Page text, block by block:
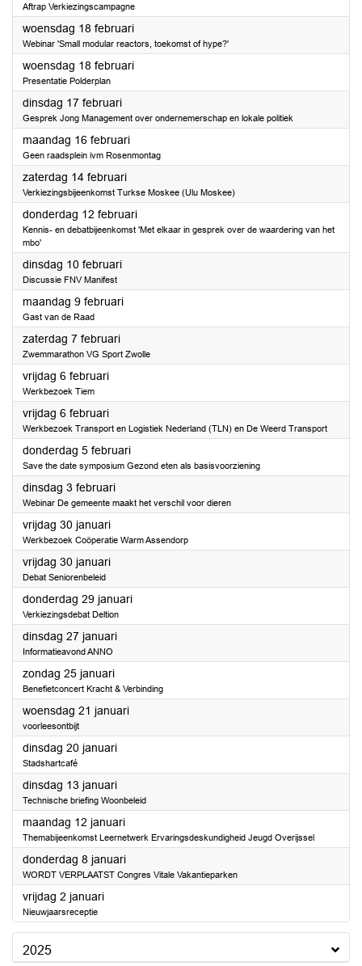
Aftrap Verkiezingscampagne
woensdag 18 februari2026
Webinar 'Small modular reactors, toekomst of hype?'
woensdag 18 februari2026
Presentatie Polderplan
dinsdag 17 februari2026
Gesprek Jong Management over ondernemerschap en lokale politiek
maandag 16 februari2026
Geen raadsplein ivm Rosenmontag
zaterdag 14 februari2026
Verkiezingsbijeenkomst Turkse Moskee (Ulu Moskee)
donderdag 12 februari2026
Kennis- en debatbijeenkomst 'Met elkaar in gesprek over de waardering van het
mbo'
dinsdag 10 februari2026
Discussie FNV Manifest
maandag 9 februari2026
Gast van de Raad
zaterdag 7 februari2026
Zwemmarathon VG Sport Zwolle
vrijdag 6 februari2026
Werkbezoek Tiem
vrijdag 6 februari2026
Werkbezoek Transport en Logistiek Nederland (TLN) en De Weerd Transport
donderdag 5 februari2026
Save the date symposium Gezond eten als basisvoorziening
dinsdag 3 februari2026
Webinar De gemeente maakt het verschil voor dieren
vrijdag 30 januari2026
Werkbezoek Coöperatie Warm Assendorp
vrijdag 30 januari2026
Debat Seniorenbeleid
donderdag 29 januari2026
Verkiezingsdebat Deltion
dinsdag 27 januari2026
Informatieavond ANNO
zondag 25 januari2026
Benefietconcert Kracht & Verbinding
woensdag 21 januari2026
voorleesontbijt
dinsdag 20 januari2026
Stadshartcafé
dinsdag 13 januari2026
Technische briefing Woonbeleid
maandag 12 januari2026
Themabijeenkomst Leernetwerk Ervaringsdeskundigheid Jeugd Overijssel
donderdag 8 januari2026
WORDT VERPLAATST Congres Vitale Vakantieparken
vrijdag 2 januari2026
Nieuwjaarsreceptie
2025